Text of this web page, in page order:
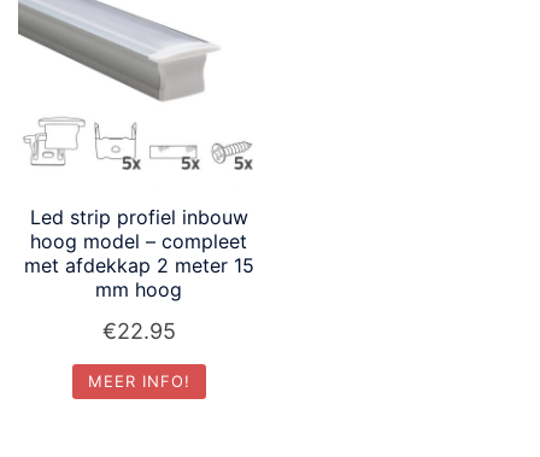
Led strip profiel inbouw
hoog model – compleet
met afdekkap 2 meter 15
mm hoog
€22.95
MEER INFO!